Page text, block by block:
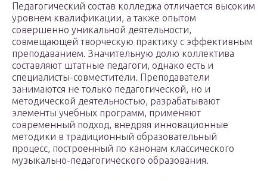
Педагогический состав колледжа отличается высоким
уровнем квалификации, а также опытом
совершенно уникальной деятельности,
совмещающей творческую практику с эффективным
преподаванием. Значительную долю коллектива
составляют штатные педагоги, однако есть и
специалисты-совместители. Преподаватели
занимаются не только педагогической, но и
методической деятельностью, разрабатывают
элементы учебных программ, применяют
современный подход, внедряя инновационные
методики в традиционный образовательный
процесс, построенный по канонам классического
музыкально-педагогического образования.